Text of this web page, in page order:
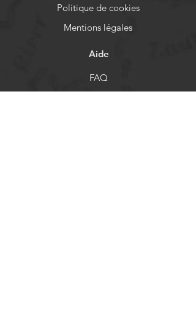
Politique de cookies
Mentions légales
Aide
FAQ